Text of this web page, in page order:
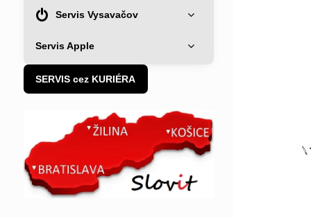
Servis Vysavačov
Servis Apple
SERVIS cez KURIÉRA